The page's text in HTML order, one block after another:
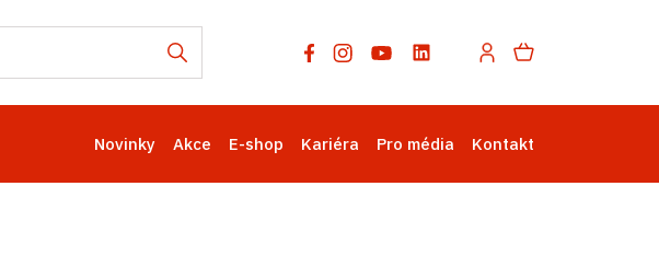
Novinky Akce E-shop Kariéra Pro média Kontakt